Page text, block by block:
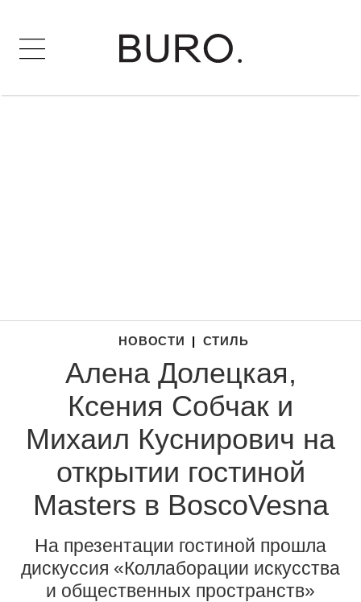
НОВОСТИ | СТИЛЬ
Алена Долецкая,
Ксения Собчак и
Михаил Куснирович на
открытии гостиной
Masters в BoscoVesna
На презентации гостиной прошла
дискуссия «Коллаборации искусства
и общественных пространств»